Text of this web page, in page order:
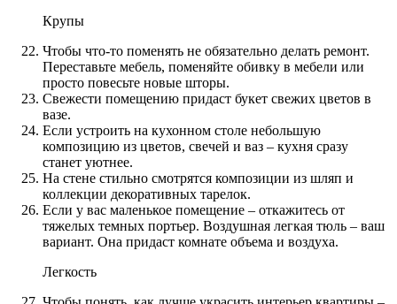
Крупы
Чтобы что-то поменять не обязательно делать ремонт.
Переставьте мебель, поменяйте обивку в мебели или
просто повесьте новые шторы.
Свежести помещению придаст букет свежих цветов в
вазе.
Если устроить на кухонном столе небольшую
композицию из цветов, свечей и ваз – кухня сразу
станет уютнее.
На стене стильно смотрятся композиции из шляп и
коллекции декоративных тарелок.
Если у вас маленькое помещение – откажитесь от
тяжелых темных портьер. Воздушная легкая тюль – ваш
вариант. Она придаст комнате объема и воздуха.
Легкость